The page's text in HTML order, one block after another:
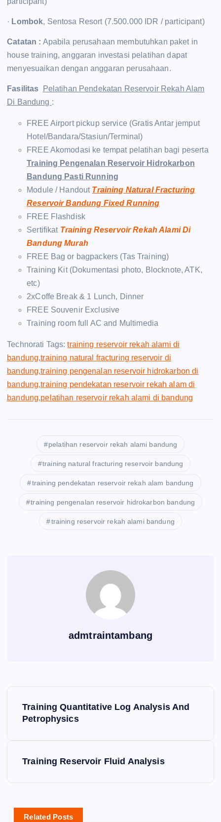
· Lombok, Sentosa Resort (7.500.000 IDR / participant)
Catatan : Apabila perusahaan membutuhkan paket in
house training, anggaran investasi pelatihan dapat
menyesuaikan dengan anggaran perusahaan.
Fasilitas
Pelatihan Pendekatan Reservoir Rekah Alam
Di Bandung :
FREE Airport pickup service (Gratis Antar jemput
Hotel/Bandara/Stasiun/Terminal)
FREE Akomodasi ke tempat pelatihan bagi peserta
Training Pengenalan Reservoir Hidrokarbon
Bandung Pasti Running
Module / Handout Training Natural Fracturing
Reservoir Bandung Fixed Running
FREE Flashdisk
Sertifikat Training Reservoir Rekah Alami Di
Bandung Murah
FREE Bag or bagpackers (Tas Training)
Training Kit (Dokumentasi photo, Blocknote, ATK,
etc)
2xCoffe Break & 1 Lunch, Dinner
FREE Souvenir Exclusive
Training room full AC and Multimedia
Technorati Tags:training reservoir rekah alami di
bandung,training natural fracturing reservoir di
bandung,training pengenalan reservoir hidrokarbon di
bandung,training pendekatan reservoir rekah alam di
bandung,pelatihan reservoir rekah alami di bandung
pelatihan reservoir rekah alami bandung
training natural fracturing reservoir bandung
training pendekatan reservoir rekah alam bandung
training pengenalan reservoir hidrokarbon bandung
training reservoir rekah alami bandung
admtraintambang
Training Quantitative Log Analysis And
Petrophysics
Training Reservoir Fluid Analysis
Related Posts